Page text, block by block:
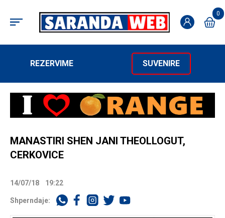
0
REZERVIME SUVENIRE
MANASTIRI SHEN JANI THEOLLOGUT,
CERKOVICE
14/07/18 19:22
Shperndaje: